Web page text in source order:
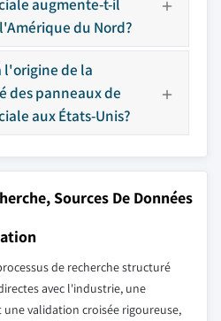
du Nord?
l'origine de la
des panneaux de
aux États-Unis?
Sources De Données
de recherche structuré
avec l'industrie, une
validation croisée rigoureuse,